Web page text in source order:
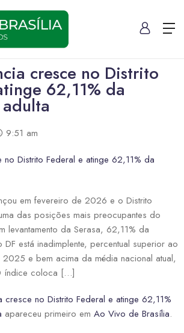
cresce no Distrito
62,11% da
9:51 am
no Distrito Federal e atinge 62,11% da
em fevereiro de 2026 e o Distrito
das posições mais preocupantes do
levantamento da Serasa, 62,11% da
está inadimplente, percentual superior ao
e bem acima da média nacional atual,
índice coloca […]
cresce no Distrito Federal e atinge 62,11%
apareceu primeiro em Ao Vivo de Brasília.